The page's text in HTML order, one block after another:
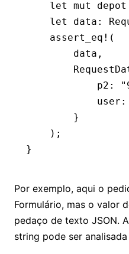
    let
mut depot
    let
data :
    assert_eq!
(
        data,
            p2
:
            user
:
        }
    );
}
Por exemplo, aqui o
Formulário, mas o valor
pedaço de texto JSON.
string pode ser